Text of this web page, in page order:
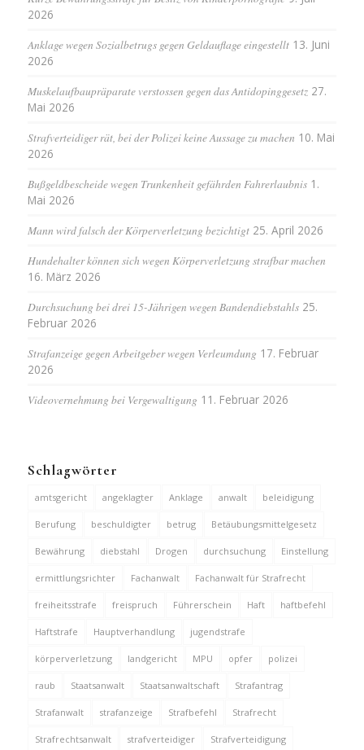
2026
Anklage wegen Sozialbetrugs gegen Geldauflage eingestellt 13. Juni
2026
Muskelaufbaupräparate verstossen gegen das Antidopinggesetz 27.
Mai 2026
Strafverteidiger rät, bei der Polizei keine Aussage zu machen 10. Mai
2026
Bußgeldbescheide wegen Trunkenheit gefährden Fahrerlaubnis 1.
Mai 2026
Mann wird falsch der Körperverletzung bezichtigt 25. April 2026
Hundehalter können sich wegen Körperverletzung strafbar machen
16. März 2026
Durchsuchung bei drei 15-Jährigen wegen Bandendiebstahls 25.
Februar 2026
Strafanzeige gegen Arbeitgeber wegen Verleumdung 17. Februar
2026
Videovernehmung bei Vergewaltigung 11. Februar 2026
Schlagwörter
amtsgericht angeklagter Anklage anwalt beleidigung
Berufung beschuldigter betrug Betäubungsmittelgesetz
Bewährung diebstahl Drogen durchsuchung Einstellung
ermittlungsrichter Fachanwalt Fachanwalt für Strafrecht
freiheitsstrafe freispruch Führerschein Haft haftbefehl
Haftstrafe Hauptverhandlung jugendstrafe
körperverletzung landgericht MPU opfer polizei
raub Staatsanwalt Staatsanwaltschaft Strafantrag
Strafanwalt strafanzeige Strafbefehl Strafrecht
Strafrechtsanwalt strafverteidiger Strafverteidigung